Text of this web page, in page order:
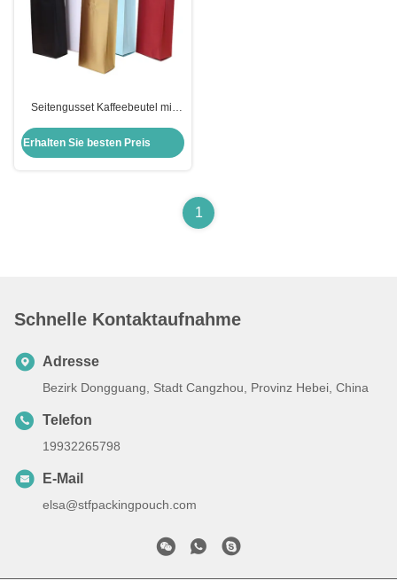
Seitengusset Kaffeebeutel mit
Erhalten Sie besten Preis
1
Schnelle Kontaktaufnahme
Adresse
Bezirk Dongguang, Stadt Cangzhou, Provinz Hebei, China
Telefon
19932265798
E-Mail
elsa@stfpackingpouch.com